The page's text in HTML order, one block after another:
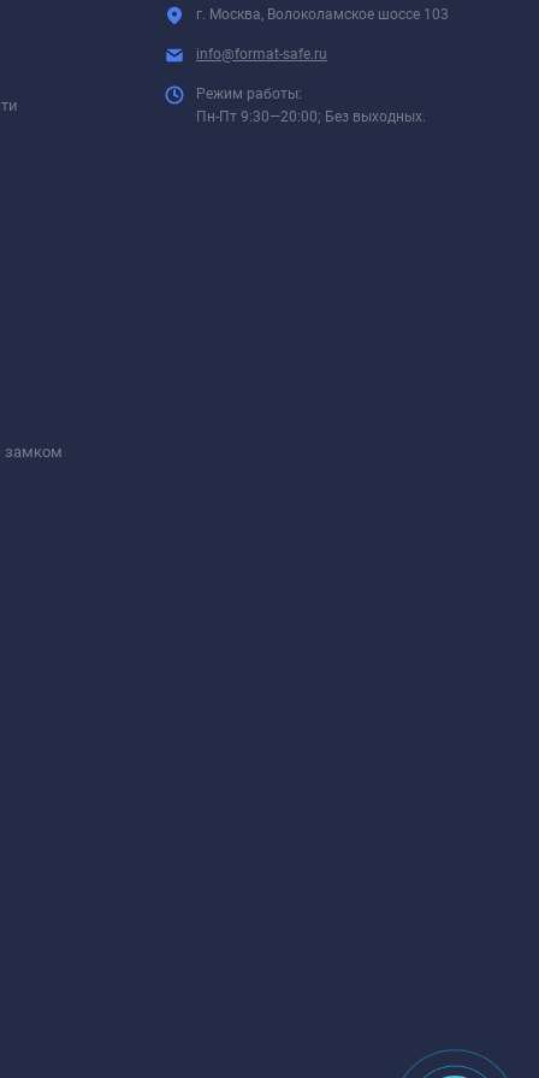
замком
г. Москва, Волоколамское шоссе 103
info@format-safe.ru
Режим работы:
Пн-Пт 9:30—20:00; Без выходных.